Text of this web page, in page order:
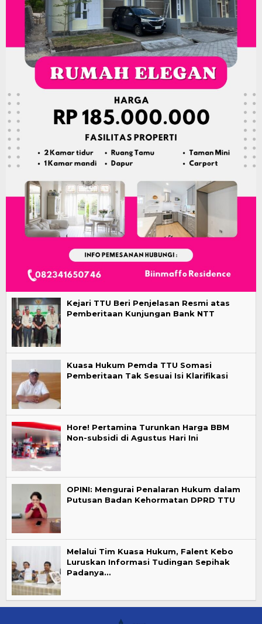
Kejari TTU Beri Penjelasan Resmi atas
Pemberitaan Kunjungan Bank NTT
Kuasa Hukum Pemda TTU Somasi
Pemberitaan Tak Sesuai Isi Klarifikasi
Hore! Pertamina Turunkan Harga BBM
Non-subsidi di Agustus Hari Ini
OPINI: Mengurai Penalaran Hukum dalam
Putusan Badan Kehormatan DPRD TTU
Melalui Tim Kuasa Hukum, Falent Kebo
Luruskan Informasi Tudingan Sepihak
Padanya…